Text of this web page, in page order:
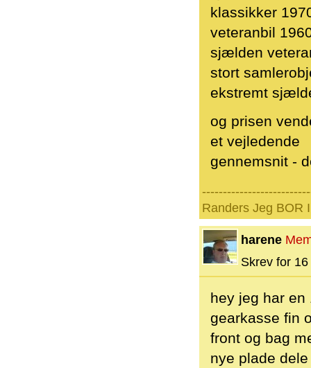
klassikker
veteranbil
sjælden
stort
ekstremt
og prisen
et vejledende
gennemsnit -
Randers Jeg BOR
harene
Skrev for
hey jeg har en
gearkasse fin
front og bag
nye plade